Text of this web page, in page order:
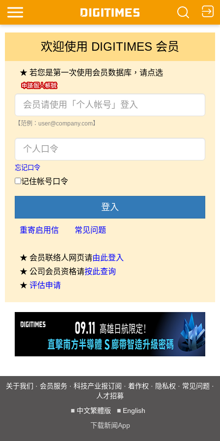
欢迎使用 DIGITIMES 会员
★ 若您是第一次使用会员数据库，请点选
【范例：user@company.com】
忘记口令
记住帐号口令
登入
重寄启用信 常见问题
★ 会员联络人网页请由此登入
★ 公司会员资格请按此查询
★ 评估申请
关于我们 · 会员服务 · 科技产业报订阅 · 着作权 · 隐私权 · 常见问题 ·
人才招募
■ 中文繁體版 ■ English
下载新闻App